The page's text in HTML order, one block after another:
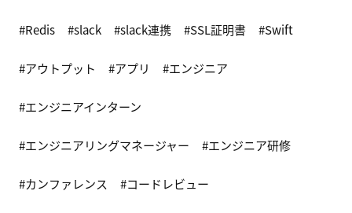
Redis slack slack連携 SSL証明書 Swift
アウトプット アプリ エンジニア
エンジニアインターン
エンジニアリングマネージャー エンジニア研修
カンファレンス コードレビュー